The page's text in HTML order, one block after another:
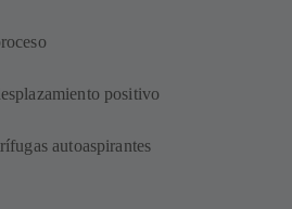
positivo
autoaspirantes